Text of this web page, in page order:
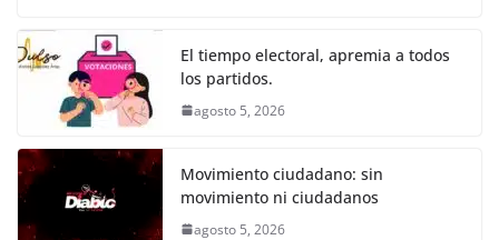
k
e
b
o
o
k
itt
er s
A
p
e
n
er
gr p
El tiempo electoral, apremia a todos
los partidos.
agosto 5, 2026
Movimiento ciudadano: sin
movimiento ni ciudadanos
agosto 5, 2026